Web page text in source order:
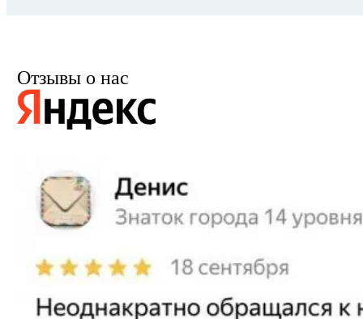
Отзывы о нас